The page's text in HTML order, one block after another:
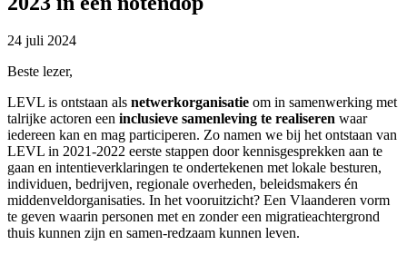
24 juli 2024
Beste lezer,
LEVL is ontstaan als netwerkorganisatie om in samenwerking met
talrijke actoren een inclusieve samenleving te realiseren waar
iedereen kan en mag participeren. Zo namen we bij het ontstaan van
LEVL in 2021-2022 eerste stappen door kennisgesprekken aan te
gaan en intentieverklaringen te ondertekenen met lokale besturen,
individuen, bedrijven, regionale overheden, beleidsmakers én
middenveldorganisaties. In het vooruitzicht? Een Vlaanderen vorm
te geven waarin personen met en zonder een migratieachtergrond
thuis kunnen zijn en samen-redzaam kunnen leven.